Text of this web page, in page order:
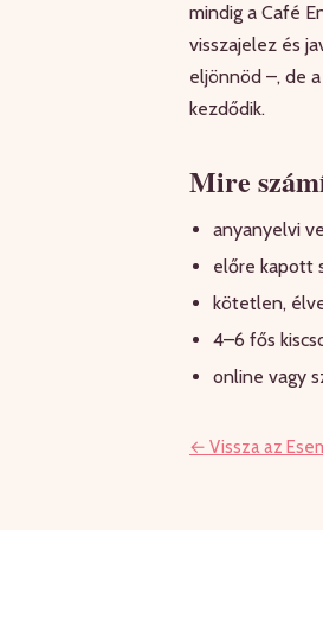
mindig a Café
visszajelez és
eljönnöd –, de
kezdődik.
Mire
anyanyelvi
előre kapott
kötetlen,
4–6 fős
online vagy
← Vissza az